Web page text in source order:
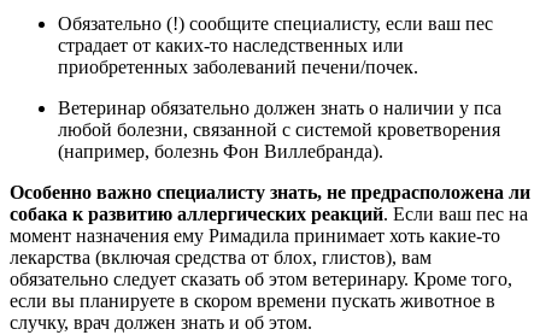
Обязательно (!) сообщите специалисту, если ваш пес
страдает от каких-то наследственных или
приобретенных заболеваний печени/почек.
Ветеринар обязательно должен знать о наличии у пса
любой болезни, связанной с системой кроветворения
(например, болезнь Фон Виллебранда).
Особенно важно специалисту знать, не предрасположена ли
собака к развитию аллергических реакций. Если ваш пес на
момент назначения ему Римадила принимает хоть какие-то
лекарства (включая средства от блох, глистов), вам
обязательно следует сказать об этом ветеринару. Кроме того,
если вы планируете в скором времени пускать животное в
случку, врач должен знать и об этом.